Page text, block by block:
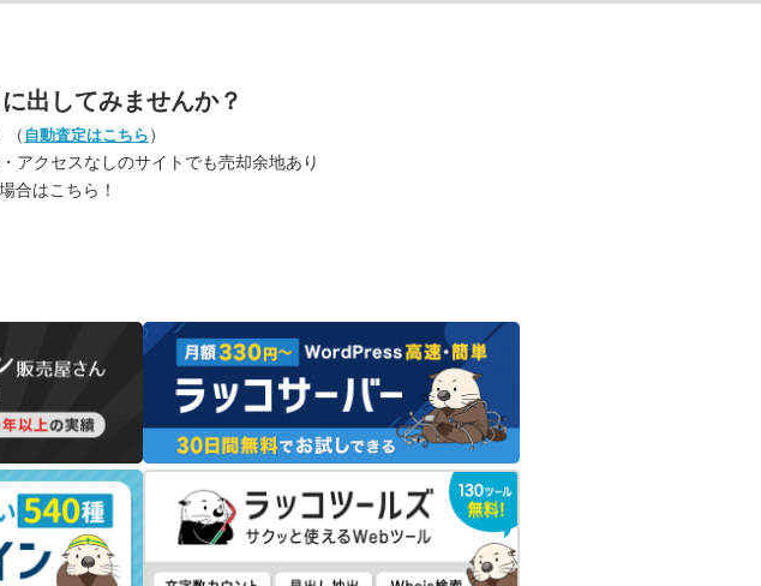
出してみませんか？
（ 自動査定はこちら ）
アクセスなしのサイトでも売却余地あり
合はこちら！